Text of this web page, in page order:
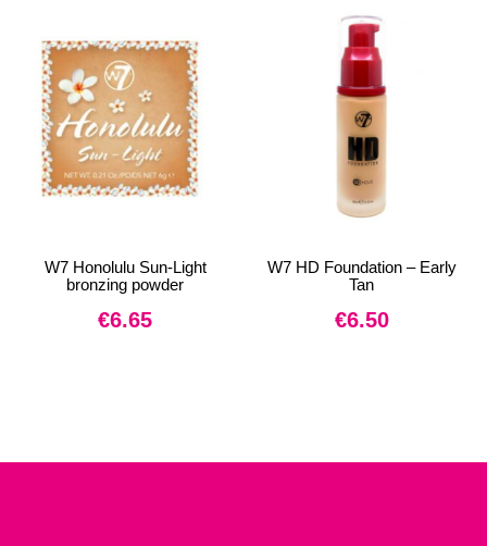
W7 Honolulu Sun-Light
bronzing powder
€6.65
W7 HD Foundation – Early
Tan
€6.50